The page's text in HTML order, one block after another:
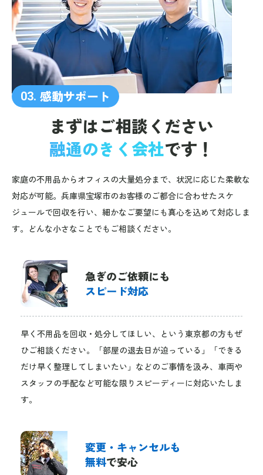
03. 感動サポート
まずはご相談ください
融通のきく会社です！
家庭の不用品からオフィスの大量処分まで、状況に応じた柔軟な
対応が可能。兵庫県宝塚市のお客様のご都合に合わせたスケ
ジュールで回収を行い、細かなご要望にも真心を込めて対応しま
す。どんな小さなことでもご相談ください。
急ぎのご依頼にも
スピード対応
早く不用品を回収・処分してほしい、という東京都の方もぜ
ひご相談ください。「部屋の退去日が迫っている」「できる
だけ早く整理してしまいたい」などのご事情を汲み、車両や
スタッフの手配など可能な限りスピーディーに対応いたしま
す。
変更・キャンセルも
無料で安心